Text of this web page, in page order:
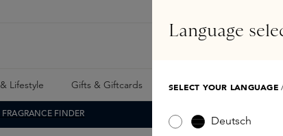
Lifestyle Gifts & Giftcards Samples Skins
FINDER
Language
SELECT YOUR LANGUAGE
Deutsch